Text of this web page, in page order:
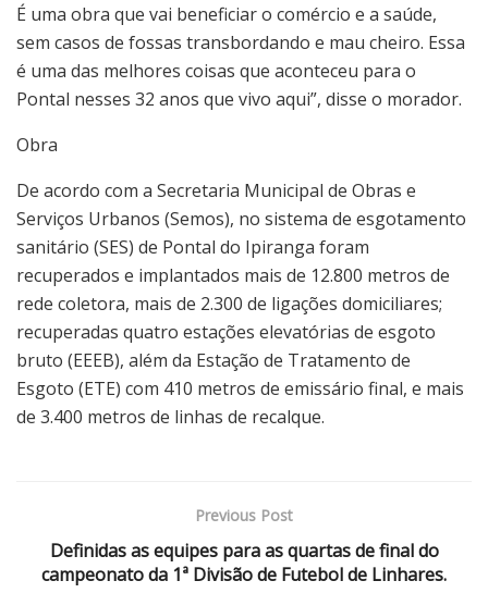
É uma obra que vai beneficiar o comércio e a saúde,
sem casos de fossas transbordando e mau cheiro. Essa
é uma das melhores coisas que aconteceu para o
Pontal nesses 32 anos que vivo aqui”, disse o morador.
Obra
De acordo com a Secretaria Municipal de Obras e
Serviços Urbanos (Semos), no sistema de esgotamento
sanitário (SES) de Pontal do Ipiranga foram
recuperados e implantados mais de 12.800 metros de
rede coletora, mais de 2.300 de ligações domiciliares;
recuperadas quatro estações elevatórias de esgoto
bruto (EEEB), além da Estação de Tratamento de
Esgoto (ETE) com 410 metros de emissário final, e mais
de 3.400 metros de linhas de recalque.
Previous Post
Definidas as equipes para as quartas de final do
campeonato da 1ª Divisão de Futebol de Linhares.